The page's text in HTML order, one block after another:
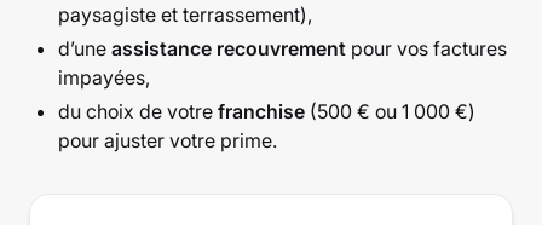
paysagiste et terrassement),
d’une assistance recouvrement pour vos factures
impayées,
du choix de votre franchise (500 € ou 1 000 €)
pour ajuster votre prime.